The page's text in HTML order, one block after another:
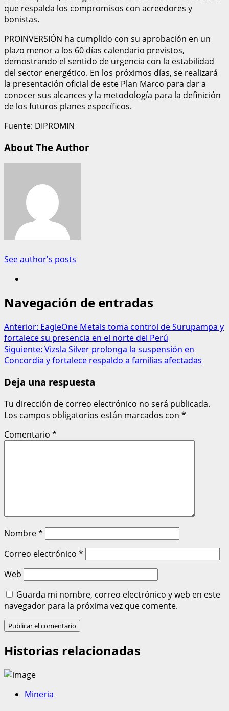
que respalda los compromisos con acreedores y
bonistas.
PROINVERSIÓN ha cumplido con su aprobación en un
plazo menor a los 60 días calendario previstos,
demostrando el sentido de urgencia con la estabilidad
del sector energético. En los próximos días, se realizará
la presentación oficial de este Plan Marco para dar a
conocer sus alcances y la metodología para la definición
de los futuros planes específicos.
Fuente: DIPROMIN
About The Author
See author's posts
Navegación de entradas
Anterior: EagleOne Metals toma control de Surupampa y
fortalece su presencia en el norte del Perú
Siguiente: Vizsla Silver prolonga la suspensión en
Concordia y fortalece respaldo a familias afectadas
Deja una respuesta
Tu dirección de correo electrónico no será publicada.
Los campos obligatorios están marcados con *
Comentario *
Nombre*
Correo electrónico *
Web
Guarda mi nombre, correo electrónico y web en este
navegador para la próxima vez que comente.
Historias relacionadas
Mineria